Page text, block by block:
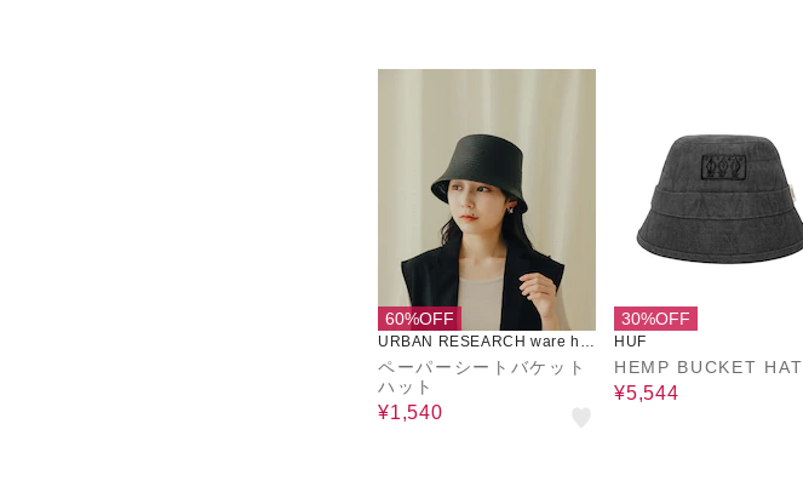
60%OFF
URBAN RESEARCH ware ho
use
ペーパーシートバケット
ハット
¥1,540
30%OFF
HUF
HEMP BUCKET HAT
¥5,544